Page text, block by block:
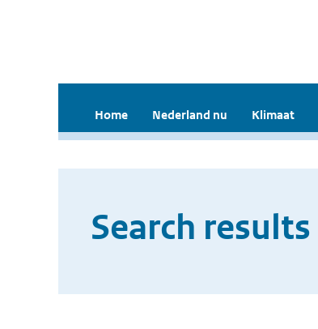
Home Nederland nu Klimaat
Search results